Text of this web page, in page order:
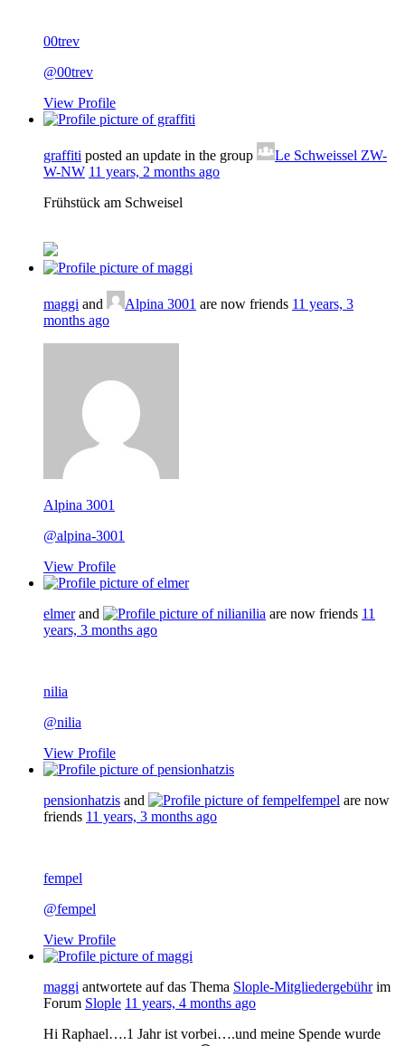
00trev
@00trev
View Profile
graffiti posted an update in the group
Le Schweissel ZW-
W-NW 11 years, 2 months ago
Frühstück am Schweisel
maggi and Alpina 3001 are now friends 11 years, 3
months ago
Alpina 3001
@alpina-3001
View Profile
elmerand nilia are now friends 11
years, 3 months ago
nilia
@nilia
View Profile
pensionhatzis and fempel are now
friends 11 years, 3 months ago
fempel
@fempel
View Profile
maggi antwortete auf das Thema Slople-Mitgliedergebührim
Forum Slople 11 years, 4 months ago
Hi Raphael….1 Jahr ist vorbei….und meine Spende wurde